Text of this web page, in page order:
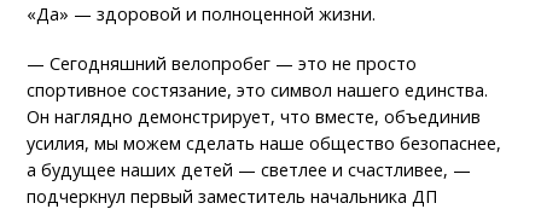
«Да» — здоровой и полноценной жизни.
— Сегодняшний велопробег — это не просто
спортивное состязание, это символ нашего единства.
Он наглядно демонстрирует, что вместе, объединив
усилия, мы можем сделать наше общество безопаснее,
а будущее наших детей — светлее и счастливее, —
подчеркнул первый заместитель начальника ДП